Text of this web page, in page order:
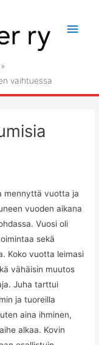
vaihtuessa
mennyttä vuotta ja
vuoden aikana
Vuosi oli
sekä
Koko vuotta leimasi
vähäisin muutos
Juha tarttui
ja tuoreilla
aina ihminen,
alkaa. Kovin